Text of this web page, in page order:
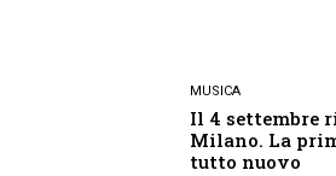
MUSICA
Il 4 settembre
Milano. La
tutto nuovo